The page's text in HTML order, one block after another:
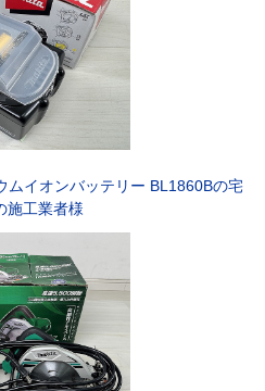
ムイオンバッテリー BL1860Bの宅
施工業者様